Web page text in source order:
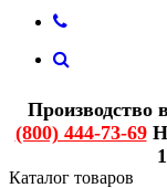
Производство
(800) 444-73-69
Каталог товаров